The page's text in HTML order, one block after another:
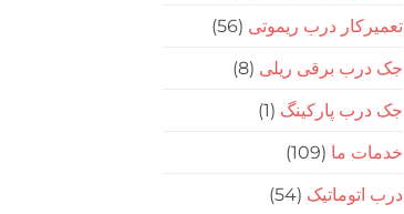
تعمیرکار درب ریموتی (56)
جک درب برقی ریلی (8)
جک درب پارکینگ (1)
خدمات ما (109)
درب اتوماتیک (54)